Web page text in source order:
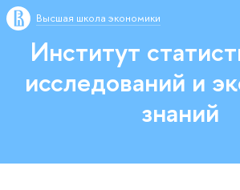
Высшая школа экономики
Институт
исследований и
знаний